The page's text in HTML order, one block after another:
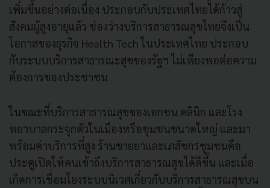
เพิ่มขึ้นอย่างต่อเนื่อง ประกอบกับประเทศไทยได้ก้าวสู่
สังคมผู้สูงอายุแล้ว ช่องว่างบริการสาธารณสุขไทยจึงเป็น
โอกาสของธุรกิจ Health Tech ในประเทศไทย ประกอบ
กับระบบบริการสาธารณะสุขของรัฐฯ ไม่เพียงพอต่อความ
ต้องการของประชาชน
ในขณะที่บริการสาธารณสุขของเอกชน คลินิก และโรง
พยาบาลกระจุกตัวในเมืองหรือชุมชนขนาดใหญ่ และมา
พร้อมค่าบริการที่สูง ร้านขายยาและเภสัชกรชุมชนคือ
ประตูเปิดให้คนเข้าถึงบริการสาธารณสุขได้ดีขึ้น และเมื่อ
เกิดการเชื่อมโยงระบบนิเวศเกี่ยวกับบริการสาธารณสุขบน